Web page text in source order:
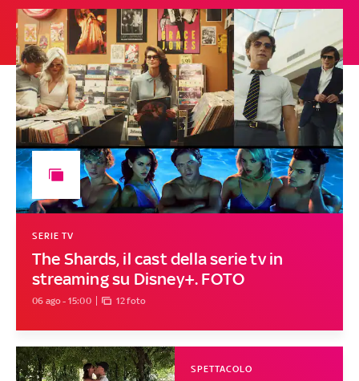
The Shards, il cast della serie tv in
streaming su Disney+. FOTO
SERIE TV
06 ago - 15:00 12 foto
SPETTACOLO